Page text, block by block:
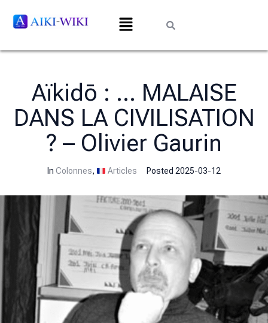
Aïkidō : … MALAISE
DANS LA CIVILISATION
? – Olivier Gaurin
InColonnes, Articles Posted 2025-03-12